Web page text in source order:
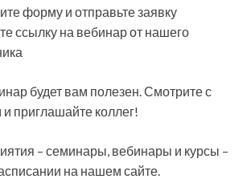
форму и отправьте заявку
ссылку на вебинар от нашего
будет вам полезен. Смотрите с
приглашайте коллег!
– семинары, вебинары и курсы –
на нашем сайте.